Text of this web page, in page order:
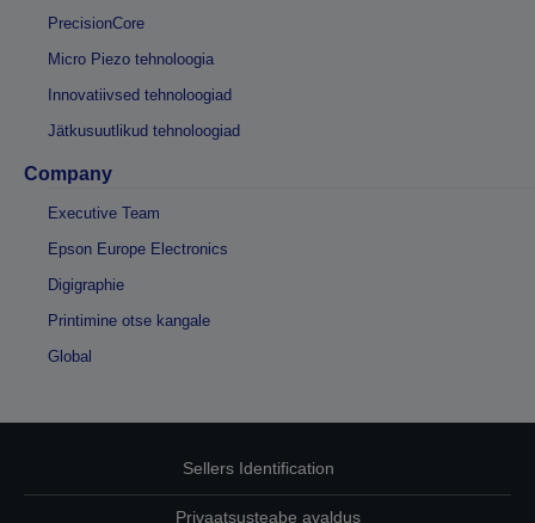
PrecisionCore
Micro Piezo tehnoloogia
Innovatiivsed tehnoloogiad
Jätkusuutlikud tehnoloogiad
Company
Executive Team
Epson Europe Electronics
Digigraphie
Printimine otse kangale
Global
Sellers Identification
Privaatsusteabe avaldus